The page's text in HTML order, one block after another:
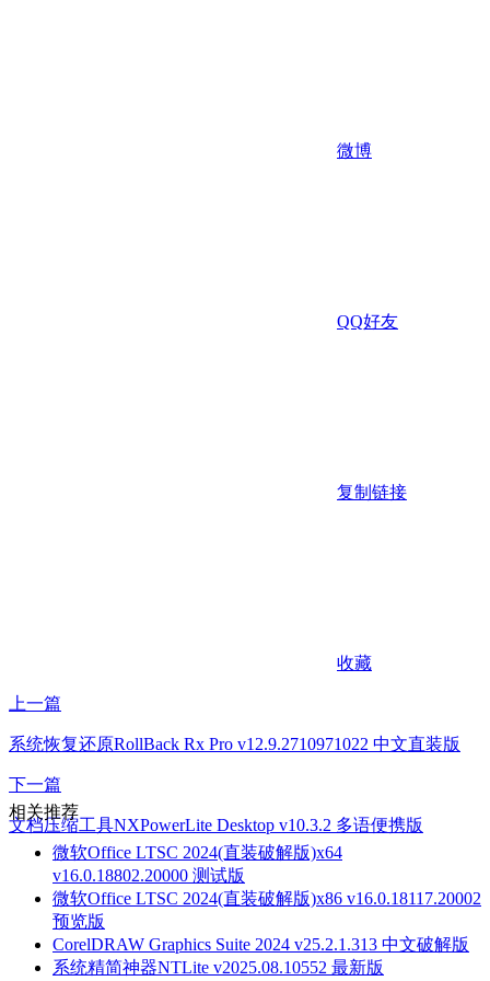
微博
QQ好友
复制链接
收藏
上一篇
系统恢复还原RollBack Rx Pro v12.9.2710971022 中文直装版
下一篇
文档压缩工具NXPowerLite Desktop v10.3.2 多语便携版
相关推荐
微软Office LTSC 2024(直装破解版)x64
v16.0.18802.20000 测试版
微软Office LTSC 2024(直装破解版)x86 v16.0.18117.20002
预览版
CorelDRAW Graphics Suite 2024 v25.2.1.313 中文破解版
系统精简神器NTLite v2025.08.10552 最新版